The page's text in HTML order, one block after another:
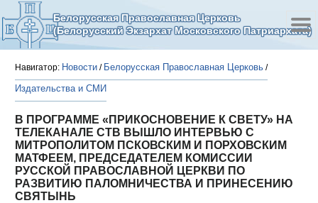
Белорусская Православная Церковь
(Белорусский Экзархат Московского Патриархата)
Навигатор: Новости / Белорусская Православная Церковь /
Издательства и СМИ
В ПРОГРАММЕ «ПРИКОСНОВЕНИЕ К СВЕТУ» НА
ТЕЛЕКАНАЛЕ СТВ ВЫШЛО ИНТЕРВЬЮ С
МИТРОПОЛИТОМ ПСКОВСКИМ И ПОРХОВСКИМ
МАТФЕЕМ, ПРЕДСЕДАТЕЛЕМ КОМИССИИ
РУССКОЙ ПРАВОСЛАВНОЙ ЦЕРКВИ ПО
РАЗВИТИЮ ПАЛОМНИЧЕСТВА И ПРИНЕСЕНИЮ
СВЯТЫНЬ